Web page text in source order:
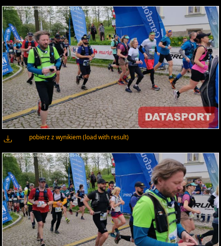
pobierz z wynikiem (load with result)